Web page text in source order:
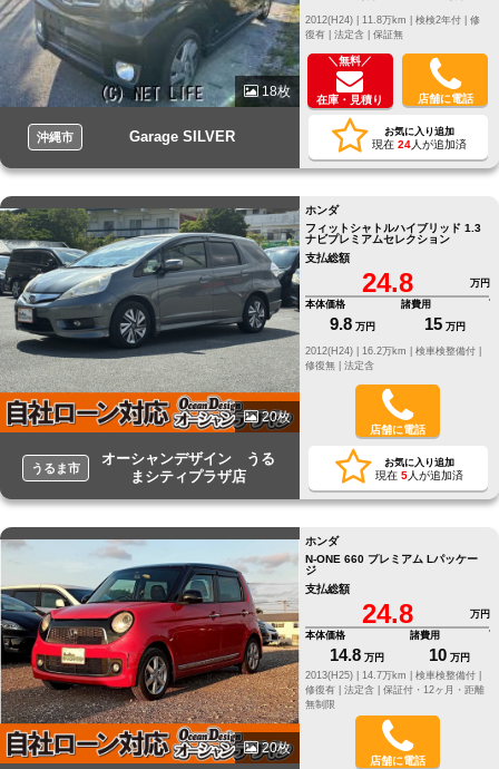
18枚
沖縄市 Garage SILVER
修
復有 | 法定含 | 保証無
＼無料／
在庫・見積り 店舗に電話
お気に入り追加
現在 24人が追加済
20枚
うるま市
オーシャンデザイン うる
まシティプラザ店
ホンダ
フィットシャトルハイブリッド 1.3
ナビプレミアムセレクション
支払総額
24.8
万円
本体価格
9.8 万円
諸費用
15 万円
修復無 | 法定含
店舗に電話
お気に入り追加
現在 5人が追加済
20枚
ホンダ
N-ONE 660 プレミアム Lパッケー
ジ
支払総額
24.8
万円
本体価格
14.8 万円
諸費用
10 万円
2013(H25) |
14.7万km |
検車検整備付 |
修復有 | 法定含 | 保証付・12ヶ月・距離
無制限
店舗に電話